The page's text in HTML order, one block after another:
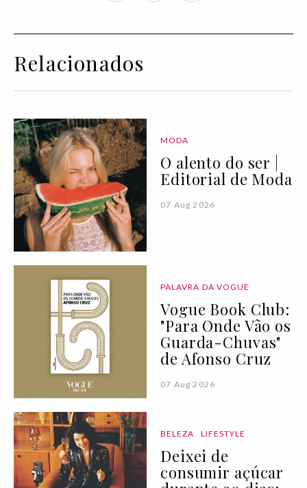
Relacionados
MODA
O alento do ser |
Editorial de Moda
07 Aug 2026
PALAVRA DA VOGUE
Vogue Book Club:
"Para Onde Vão os
Guarda-Chuvas"
de Afonso Cruz
07 Aug 2026
BELEZA LIFESTYLE
Deixei de
consumir açúcar